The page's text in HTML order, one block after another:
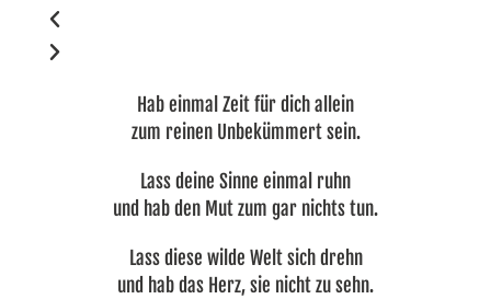
Hab einmal Zeit für dich allein
zum reinen Unbekümmert sein.
Lass deine Sinne einmal ruhn
und hab den Mut zum gar nichts tun.
Lass diese wilde Welt sich drehn
und hab das Herz, sie nicht zu sehn.